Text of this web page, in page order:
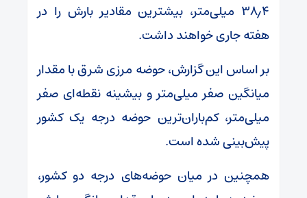
۳۸٫۴ میلی‌متر، بیشترین مقادیر بارش را در
هفته جاری خواهند داشت.
بر اساس این گزارش، حوضه مرزی شرق با مقدار
میانگین صفر میلی‌متر و بیشینه نقطه‌ای صفر
میلی‌متر، کم‌باران‌ترین حوضه درجه یک کشور
پیش‌بینی شده است.
همچنین در میان حوضه‌های درجه دو کشور،